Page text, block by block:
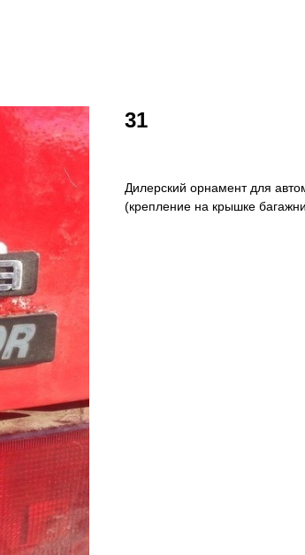
31
Дилерский орнамент для
(крепление на крышке